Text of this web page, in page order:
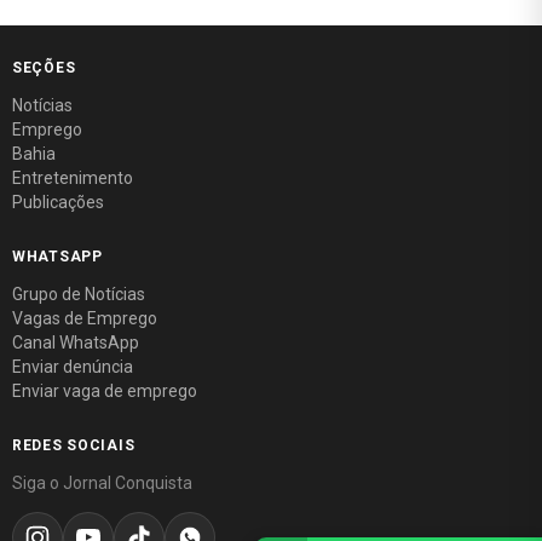
SEÇÕES
Notícias
Emprego
Bahia
Entretenimento
Publicações
WHATSAPP
Grupo de Notícias
Vagas de Emprego
Canal WhatsApp
Enviar denúncia
Enviar vaga de emprego
REDES SOCIAIS
Siga o Jornal Conquista